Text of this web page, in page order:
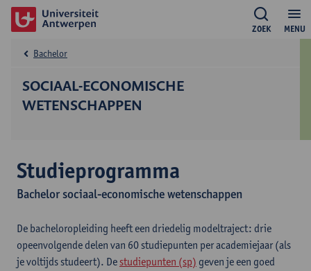
MENU
ZOEK
SOCIAAL-ECONOMISCHE
WETENSCHAPPEN
Bachelor
Studieprogramma
Bachelor sociaal-economische wetenschappen
De bacheloropleiding heeft een driedelig modeltraject: drie
opeenvolgende delen van 60 studiepunten per academiejaar (als
je voltijds studeert). De studiepunten (sp) geven je een goed